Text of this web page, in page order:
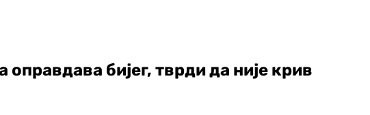
бијег, тврди да није крив